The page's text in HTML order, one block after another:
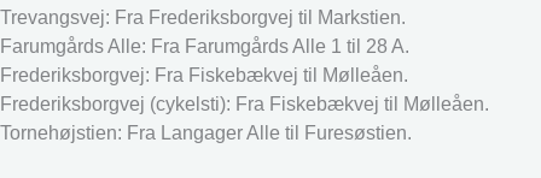
Trevangsvej: Fra Frederiksborgvej til Markstien.
Farumgårds Alle: Fra Farumgårds Alle 1 til 28 A.
Frederiksborgvej: Fra Fiskebækvej til Mølleåen.
Frederiksborgvej (cykelsti): Fra Fiskebækvej til Mølleåen.
Tornehøjstien: Fra Langager Alle til Furesøstien.